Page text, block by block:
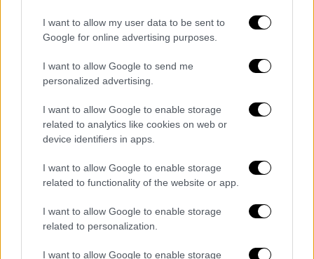
I want to allow my user data to be sent to
Google for online advertising purposes.
I want to allow Google to send me
personalized advertising.
I want to allow Google to enable storage
related to analytics like cookies on web or
device identifiers in apps.
I want to allow Google to enable storage
related to functionality of the website or app.
I want to allow Google to enable storage
related to personalization.
I want to allow Google to enable storage
για βιασμούς παιδιών